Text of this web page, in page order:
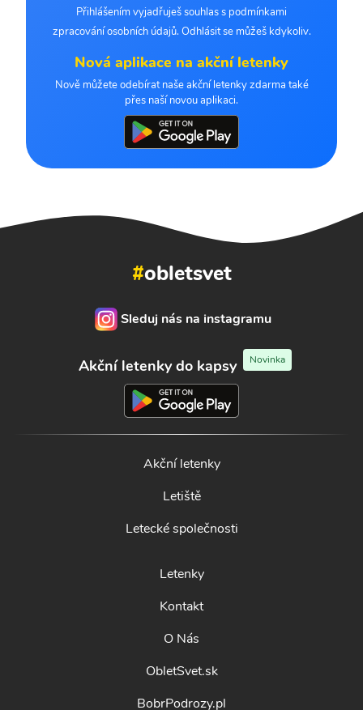
Přihlášením vyjadřuješ souhlas s podmínkami
zpracování osobních údajů. Odhlásit se můžeš kdykoliv.
Nová aplikace na akční letenky
Nově můžete odebírat naše akční letenky zdarma také
přes naší novou aplikaci.
#obletsvet
Sleduj nás na instagramu
Akční letenky do kapsy Novinka
Akční letenky
Letiště
Letecké společnosti
Letenky
Kontakt
O Nás
ObletSvet.sk
BobrPodrozy.pl